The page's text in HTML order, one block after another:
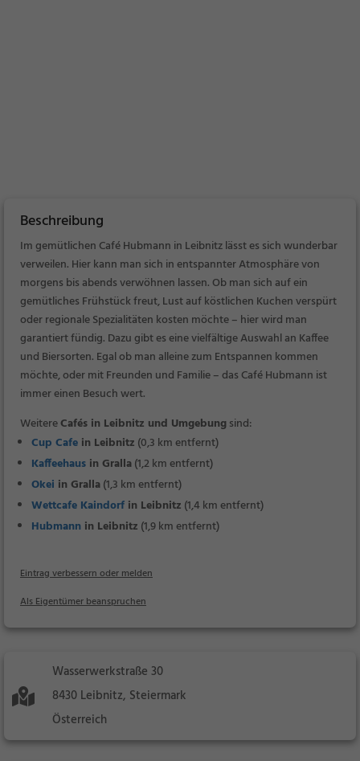
Beschreibung
Im gemütlichen Café Hubmann in Leibnitz lässt es sich wunderbar
verweilen. Hier kann man sich in entspannter Atmosphäre von
morgens bis abends verwöhnen lassen. Ob man sich auf ein
gemütliches Frühstück freut, Lust auf köstlichen Kuchen verspürt
oder regionale Spezialitäten kosten möchte – hier wird man
garantiert fündig. Dazu gibt es eine vielfältige Auswahl an Kaffee
und Biersorten. Egal ob man alleine zum Entspannen kommen
möchte, oder mit Freunden und Familie – das Café Hubmann ist
immer einen Besuch wert.
WeitereCafés in Leibnitz und Umgebungsind:
Cup Cafe in Leibnitz (0,3 km entfernt)
Kaffeehaus in Gralla(1,2 km entfernt)
Okei in Gralla(1,3 km entfernt)
Wettcafe Kaindorf in Leibnitz (1,4 km entfernt)
Hubmann in Leibnitz (1,9 km entfernt)
Eintrag verbessern oder melden
Als Eigentümer beanspruchen
Wasserwerkstraße 30
8430 Leibnitz, Steiermark
Österreich